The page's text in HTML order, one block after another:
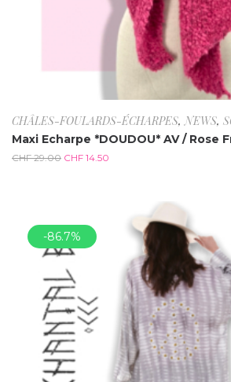
CHÂLES-FOULARDS-ÉCHARPES,NEWS,
Maxi Echarpe *DOUDOU* AV / Rose
CHF29.00 CHF 14.50
-86.7%